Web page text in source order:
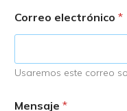
s
j
a
p
l
Correo electrónico *
Usaremos este correo
Mensaje *